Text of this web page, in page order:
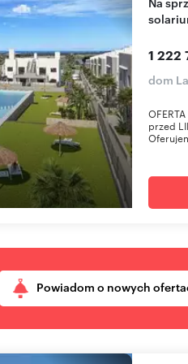
1 222
dom
przed
Powiadom o nowych